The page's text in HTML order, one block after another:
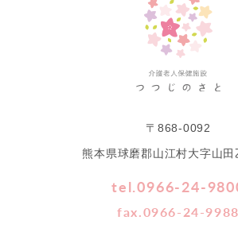
〒868-0092
熊本県球磨郡山江村大字山田
tel.0966-24-
fax.0966-24-9988